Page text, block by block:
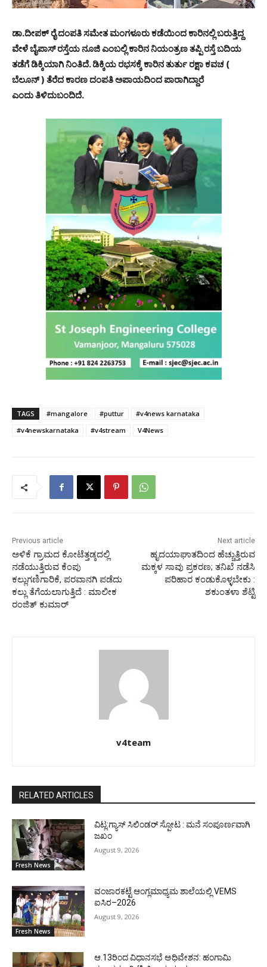
ಡಾ.ದೀಪಕ್ ರೈ ದಂಪತಿ ಸಮೇತ ಮಂಗಳೂರು ಕಡೆಯಿಂದ ಕಾರಿನಲ್ಲಿ ಬರುತ್ತಿದ್ದ
ವೇಳೆ ಬೈಪಾಸ್ ರಸ್ತೆಯ ನೂಜಿ ಎಂಬಲ್ಲಿ ಕಾರಿನ ನಿಯಂತ್ರಣ ತಪ್ಪಿ ರಸ್ತೆ ಬದಿಯ
ತಡೆಗೆ ಡಿಕ್ಕಿಯಾಗಿ ನಿಂತಿದೆ. ಡಿಕ್ಕಿಯ ರಭಸಕ್ಕೆ ಕಾರಿನ ತುರ್ತು ರಕ್ಷಾ ಕವಚ (
ಬೆಲೂನ್ ) ತೆರೆದ ಕಾರಣ ದಂಪತಿ ಅಪಾಯದಿಂದ ಪಾರಾಗಿದ್ದಾರೆ
ಎಂದು ತಿಳಿದುಬಂದಿದೆ.
TAGS #mangalore #puttur
#v4news karnataka
#v4newskarnataka
#v4stream V4News
Previous article
ಅಳಿಕೆ ಗ್ರಾಮದ ಕೋಟೆತ್ತಡ್ಕದಲ್ಲಿ
ನಡೆಯುತ್ತಿರುವ ಕೆಂಪು
ಕಲ್ಲುಗಣಿಗಾರಿಕೆ, ಪರವಾನಗಿ ಪಡೆದು
ಕಲ್ಲು ತೆಗೆಯಲಾಗುತ್ತಿದೆ : ಮಾಲೀಕ
ರಂಜಿತ್ ಕುಮಾರ್
Next article
ಹೃದಯಾಘಾತದಿಂದ ಹೆಚ್ಚುತ್ತಿರುವ
ಮಕ್ಕಳ ಸಾವು ಪ್ರಕರಣ; ತನಿಖೆ ನಡೆಸಿ
ಪರಿಹಾರ ಕಂಡುಕೊಳ್ಳಬೇಕು :
ಶಕುಂತಳಾ ಶೆಟ್ಟಿ
v4team
RELATED ARTICLES
Fresh News
ವಿಟ್ಲ:ಗ್ಯಾಸ್ ಸಿಲಿಂಡರ್ ಸ್ಪೋಟ : ಮನೆ ಸಂಪೂರ್ಣವಾಗಿ
ಜಖಂ
August 9, 2026
Fresh News
ವಂಜಾರಕಟ್ಟೆ ಆಂಗ್ಲಮಾಧ್ಯಮ ಶಾಲೆಯಲ್ಲಿ VEMS
ಐಸಿರ–2026
August 9, 2026
ಆ.13ರಿಂದ ವಿಧಾನಸಭೆ ಅಧಿವೇಶನ: ಹಂಗಾಮಿ